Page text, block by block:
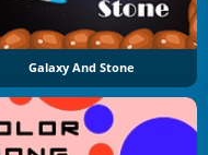
Galaxy And Stone